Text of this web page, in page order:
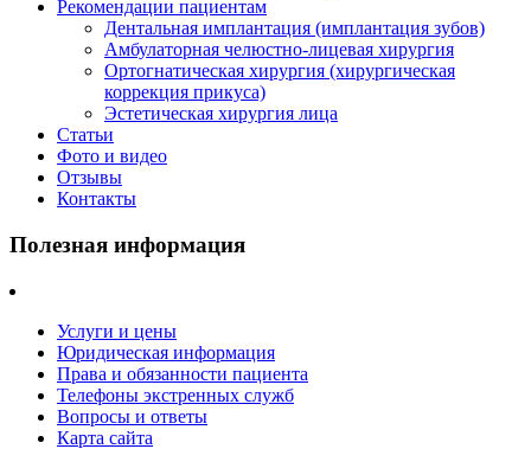
Рекомендации пациентам
Дентальная имплантация (имплантация зубов)
Амбулаторная челюстно-лицевая хирургия
Ортогнатическая хирургия (хирургическая
коррекция прикуса)
Эстетическая хирургия лица
Статьи
Фото и видео
Отзывы
Контакты
Полезная информация
Услуги и цены
Юридическая информация
Права и обязанности пациента
Телефоны экстренных служб
Вопросы и ответы
Карта сайта